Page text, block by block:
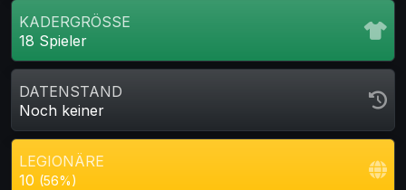
KADERGRÖSSE
18 Spieler
DATENSTAND
Noch keiner
LEGIONÄRE
10 (56%)